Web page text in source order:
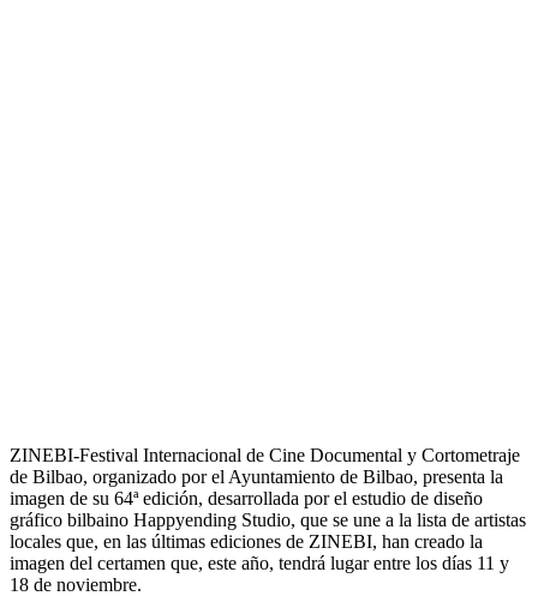
ZINEBI-Festival Internacional de Cine Documental y Cortometraje
de Bilbao, organizado por el Ayuntamiento de Bilbao, presenta la
imagen de su 64ª edición, desarrollada por el estudio de diseño
gráfico bilbaino Happyending Studio, que se une a la lista de artistas
locales que, en las últimas ediciones de ZINEBI, han creado la
imagen del certamen que, este año, tendrá lugar entre los días 11 y
18 de noviembre.